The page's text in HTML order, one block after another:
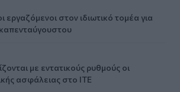
εργαζόμενοι στον ιδιωτικό τομέα για
με εντατικούς ρυθμούς οι
ασφάλειας στο ΙΤΕ